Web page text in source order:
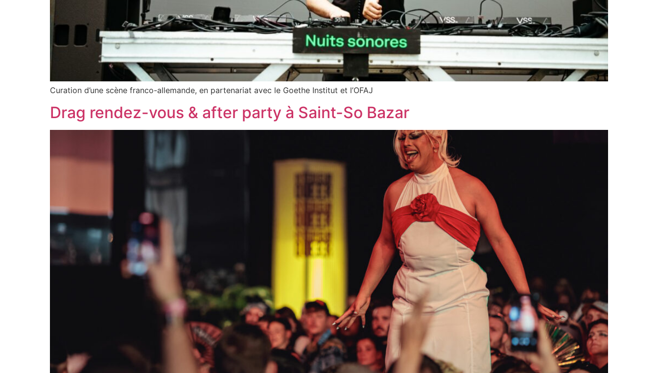
Curation d’une scène franco-allemande, en partenariat avec le Goethe Institut et l’OFAJ
Drag rendez-vous & after party à Saint-So Bazar